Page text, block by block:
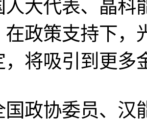
代表、晶科
在政策支持下，
，将吸引到更多
协委员、汉